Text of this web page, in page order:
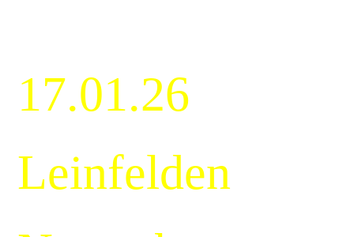
17.01.26
Leinfelden